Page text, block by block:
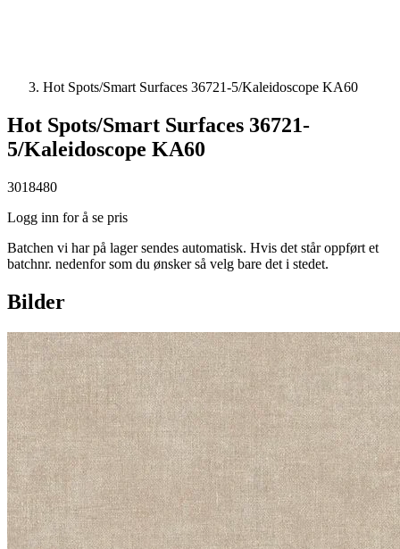
Hot Spots/Smart Surfaces 36721-5/Kaleidoscope KA60
Hot Spots/Smart Surfaces 36721-
5/Kaleidoscope KA60
3018480
Logg inn for å se pris
Batchen vi har på lager sendes automatisk. Hvis det står oppført et
batchnr. nedenfor som du ønsker så velg bare det i stedet.
Bilder